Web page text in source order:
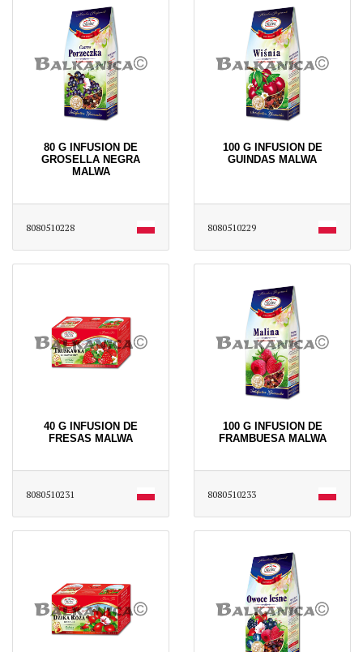
80 G INFUSION DE
GROSELLA NEGRA
MALWA
8080510228
100 G INFUSION DE
GUINDAS MALWA
8080510229
40 G INFUSION DE
FRESAS MALWA
8080510231
100 G INFUSION DE
FRAMBUESA MALWA
8080510233